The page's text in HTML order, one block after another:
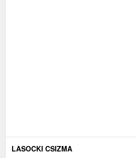
LASOCKI CSIZMA